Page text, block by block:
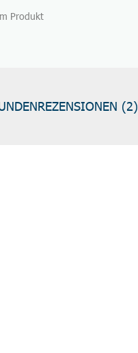
Produkt
(2)